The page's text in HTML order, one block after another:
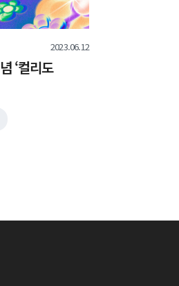
2023.06.12
‘컬리도